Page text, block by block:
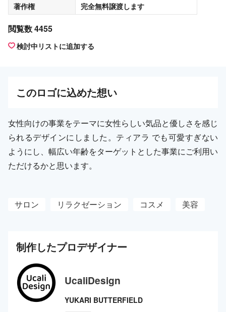
著作権
完全無料譲渡します
閲覧数 4455
検討中リストに追加する
このロゴに込めた想い
女性向けの事業をテーマに女性らしい気品と優しさを感じ
られるデザインにしました。ティアラ でも可愛すぎない
ようにし、幅広い年齢をターゲットとした事業にご利用い
ただけるかと思います。
サロン リラクゼーション コスメ 美容
制作したプロデザイナー
UcaliDesign
YUKARI BUTTERFIELD